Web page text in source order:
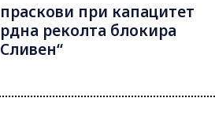
при капацитет
реколта блокира